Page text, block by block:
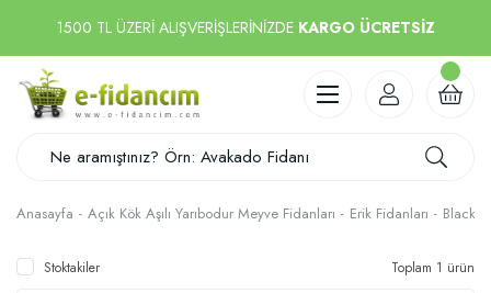
1500 TL ÜZERİ ALIŞVERİŞLERİNİZDE KARGO ÜCRETSİZ
Anasayfa Açık Kök Aşılı Yarıbodur Meyve Fidanları Erik Fidanları Black
Stoktakiler Toplam 1 ürün